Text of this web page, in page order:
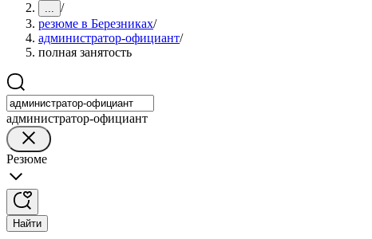
... /
резюме в Березниках/
администратор-официант/
полная занятость
администратор-официант
Резюме
Найти